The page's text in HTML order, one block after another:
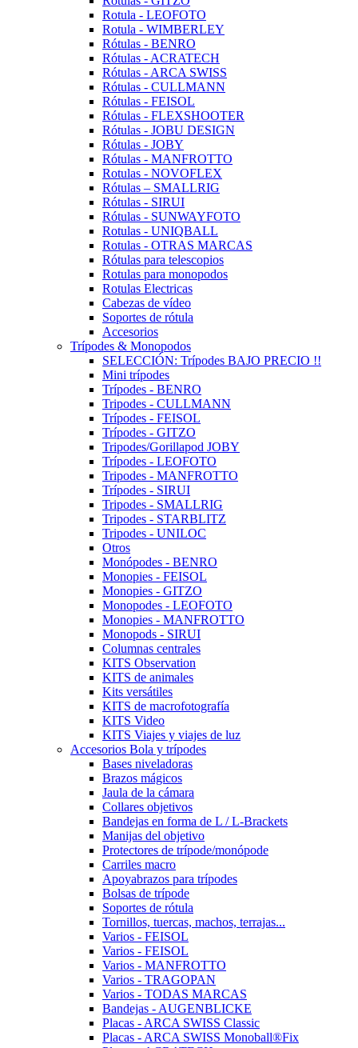
Rotula - LEOFOTO
Rotula - WIMBERLEY
Rótulas - BENRO
Rótulas - ACRATECH
Rótulas - ARCA SWISS
Rótulas - CULLMANN
Rótulas - FEISOL
Rótulas - FLEXSHOOTER
Rótulas - JOBU DESIGN
Rótulas - JOBY
Rótulas - MANFROTTO
Rotulas - NOVOFLEX
Rótulas – SMALLRIG
Rótulas - SIRUI
Rótulas - SUNWAYFOTO
Rotulas - UNIQBALL
Rotulas - OTRAS MARCAS
Rótulas para telescopios
Rotulas para monopodos
Rotulas Electricas
Cabezas de vídeo
Soportes de rótula
Accesorios
Trípodes & Monopodos
SELECCIÓN: Trípodes BAJO PRECIO !!
Mini trípodes
Trípodes - BENRO
Tripodes - CULLMANN
Trípodes - FEISOL
Trípodes - GITZO
Tripodes/Gorillapod JOBY
Trípodes - LEOFOTO
Tripodes - MANFROTTO
Trípodes - SIRUI
Tripodes - SMALLRIG
Tripodes - STARBLITZ
Tripodes - UNILOC
Otros
Monópodes - BENRO
Monopies - FEISOL
Monopies - GITZO
Monopodes - LEOFOTO
Monopies - MANFROTTO
Monopods - SIRUI
Columnas centrales
KITS Observation
KITS de animales
Kits versátiles
KITS de macrofotografía
KITS Video
KITS Viajes y viajes de luz
Accesorios Bola y trípodes
Bases niveladoras
Brazos mágicos
Jaula de la cámara
Collares objetivos
Bandejas en forma de L / L-Brackets
Manijas del objetivo
Protectores de trípode/monópode
Carriles macro
Apoyabrazos para trípodes
Bolsas de trípode
Soportes de rótula
Tornillos, tuercas, machos, terrajas...
Varios - FEISOL
Varios - FEISOL
Varios - MANFROTTO
Varios - TRAGOPAN
Varios - TODAS MARCAS
Bandejas - AUGENBLICKE
Placas - ARCA SWISS Classic
Placas - ARCA SWISS Monoball®Fix